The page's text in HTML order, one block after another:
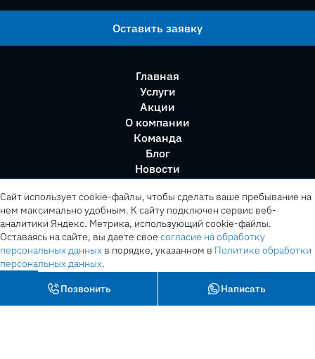
Оставить заявку
Главная
Услуги
Акции
О компании
Команда
Блог
Новости
Позвонить Написать
Сайт использует cookie-файлы, чтобы сделать ваше пребывание на
нем максимально удобным. К cайту подключен сервис веб-
аналитики Яндекс. Метрика, использующий cookie-файлы.
Оставаясь на сайте, вы даете свое согласие на обработку
персональных данных в порядке, указанном в Политике обработки
персональных данных.